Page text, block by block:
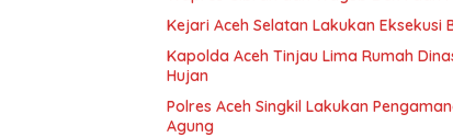
Kejari Aceh Selatan Lakukan Eksekusi
Kapolda Aceh Tinjau Lima Rumah
Hujan
Polres Aceh Singkil Lakukan
Agung